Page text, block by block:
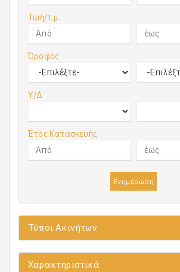
Τιμή/τ.μ.
Όροφος
Υ/Δ
Έτος Κατασκευής
Ενημέρωση
Τύποι Ακινήτων
Χαρακτηριστικά